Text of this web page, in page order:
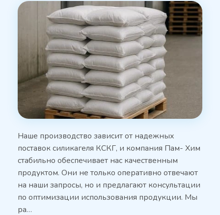
Наше производство зависит от надежных
поставок силикагеля КСКГ, и компания Пам- Хим
стабильно обеспечивает нас качественным
продуктом. Они не только оперативно отвечают
на наши запросы, но и предлагают консультации
по оптимизации использования продукции. Мы
ра…